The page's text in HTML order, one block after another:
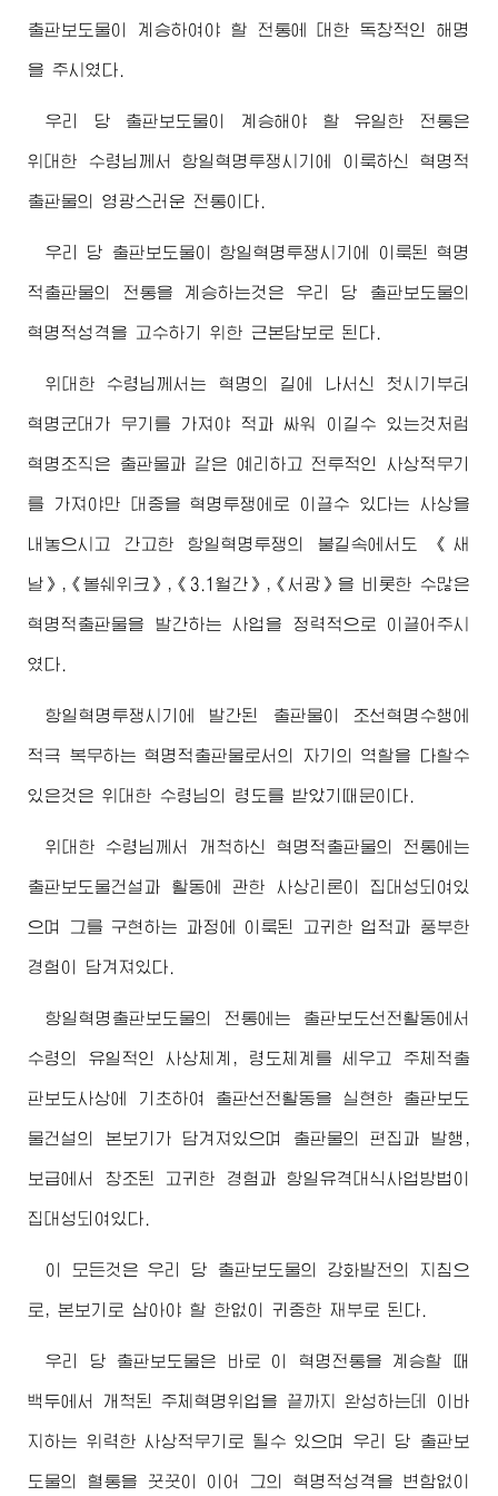
출판보도물이 계승하여야 할 전통에 대한 독창적인 해명
을 주시였다.
우리 당 출판보도물이 계승해야 할 유일한 전통은
위대한 수령님 께서 항일혁명투쟁시기에 이룩하신 혁명적
출판물의 영광스러운 전통이다.
우리 당 출판보도물이 항일혁명투쟁시기에 이룩된 혁명
적출판물의 전통을 계승하는것은 우리 당 출판보도물의
혁명적성격을 고수하기 위한 근본담보로 된다.
위대한 수령님 께서는 혁명의 길에 나서신 첫시기부터
혁명군대가 무기를 가져야 적과 싸워 이길수 있는것처럼
혁명조직은 출판물과 같은 예리하고 전투적인 사상적무기
를 가져야만 대중을 혁명투쟁에로 이끌수 있다는 사상을
내놓으시고 간고한 항일혁명투쟁의 불길속에서도 《새
날》,《볼쉐위크》,《3.1월간》,《서광》을 비롯한 수많은
혁명적출판물을 발간하는 사업을 정력적으로 이끌어주시
였다.
항일혁명투쟁시기에 발간된 출판물이 조선혁명수행에
적극 복무하는 혁명적출판물로서의 자기의 역할을 다할수
있은것은 위대한 수령님 의 령도를 받았기때문이다.
위대한 수령님 께서 개척하신 혁명적출판물의 전통에는
출판보도물건설과 활동에 관한 사상리론이 집대성되여있
으며 그를 구현하는 과정에 이룩된 고귀한 업적과 풍부한
경험이 담겨져있다.
항일혁명출판보도물의 전통에는 출판보도선전활동에서
수령의 유일적인 사상체계, 령도체계를 세우고 주체적출
판보도사상에 기초하여 출판선전활동을 실현한 출판보도
물건설의 본보기가 담겨져있으며 출판물의 편집과 발행,
보급에서 창조된 고귀한 경험과 항일유격대식사업방법이
집대성되여있다.
이 모든것은 우리 당 출판보도물의 강화발전의 지침으
로, 본보기로 삼아야 할 한없이 귀중한 재부로 된다.
우리 당 출판보도물은 바로 이 혁명전통을 계승할 때
백두에서 개척된 주체혁명위업을 끝까지 완성하는데 이바
지하는 위력한 사상적무기로 될수 있으며 우리 당 출판보
도물의 혈통을 꿋꿋이 이어 그의 혁명적성격을 변함없이